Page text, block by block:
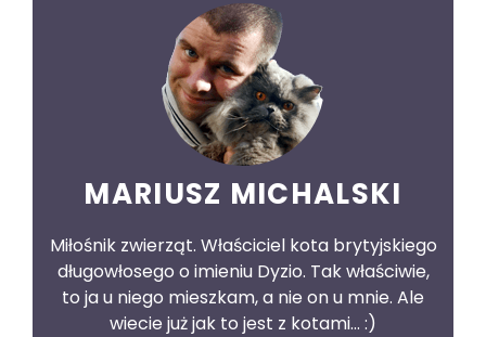
MARIUSZ MICHALSKI
Miłośnik zwierząt. Właściciel kota brytyjskiego
długowłosego o imieniu Dyzio. Tak właściwie,
to ja u niego mieszkam, a nie on u mnie. Ale
wiecie już jak to jest z kotami... :)